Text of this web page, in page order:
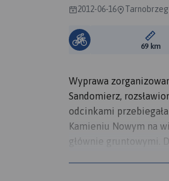
2012-06-16
69 km
Wyprawa
Sandomierz,
odcinkami
Kamieniu Nowym na
głównie gruntowymi.
solidnie, było parę